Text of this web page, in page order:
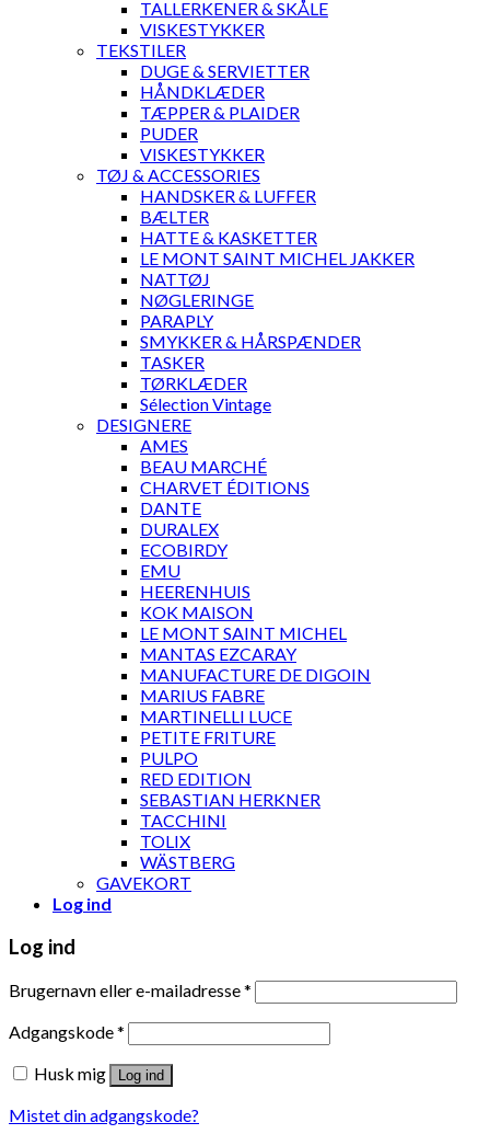
TALLERKENER & SKÅLE
VISKESTYKKER
TEKSTILER
DUGE & SERVIETTER
HÅNDKLÆDER
TÆPPER & PLAIDER
PUDER
VISKESTYKKER
TØJ & ACCESSORIES
HANDSKER & LUFFER
BÆLTER
HATTE & KASKETTER
LE MONT SAINT MICHEL JAKKER
NATTØJ
NØGLERINGE
PARAPLY
SMYKKER & HÅRSPÆNDER
TASKER
TØRKLÆDER
Sélection Vintage
DESIGNERE
AMES
BEAU MARCHÉ
CHARVET ÉDITIONS
DANTE
DURALEX
ECOBIRDY
EMU
HEERENHUIS
KOK MAISON
LE MONT SAINT MICHEL
MANTAS EZCARAY
MANUFACTURE DE DIGOIN
MARIUS FABRE
MARTINELLI LUCE
PETITE FRITURE
PULPO
RED EDITION
SEBASTIAN HERKNER
TACCHINI
TOLIX
WÄSTBERG
GAVEKORT
Log ind
Log ind
Brugernavn eller e-mailadresse*
Adgangskode*
Husk mig
Log ind
Mistet din adgangskode?